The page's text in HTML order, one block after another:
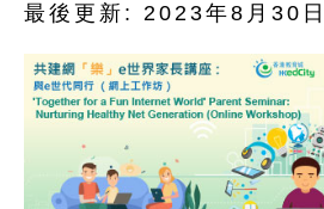
最後更新: 2023年8月30日